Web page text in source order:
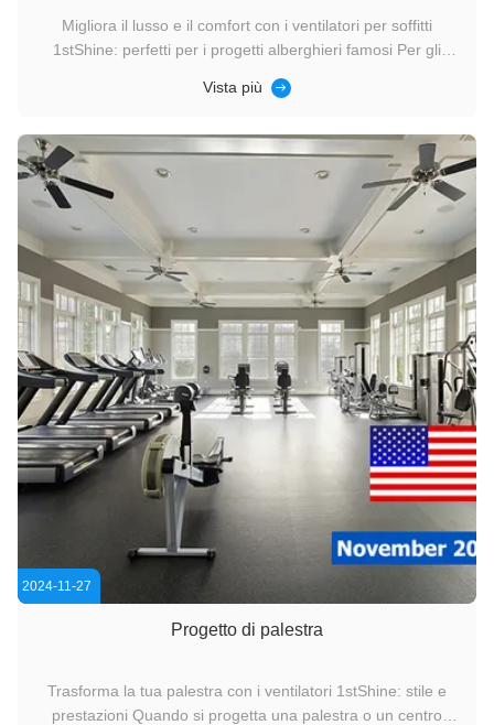
Migliora il lusso e il comfort con i ventilatori per soffitti
1stShine: perfetti per i progetti alberghieri famosi Per gli
mondiale, offrire un'esperienza eccezionale agli ospiti è
Vista più
2024-11-27
Progetto di palestra
Trasforma la tua palestra con i ventilatori 1stShine: stile e
prestazioni Quando si progetta una palestra o un centro